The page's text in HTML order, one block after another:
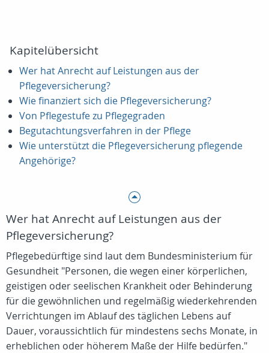
Kapitelübersicht
Wer hat Anrecht auf Leistungen aus der
Pflegeversicherung?
Wie finanziert sich die Pflegeversicherung?
Von Pflegestufe zu Pflegegraden
Begutachtungsverfahren in der Pflege
Wie unterstützt die Pflegeversicherung pflegende
Angehörige?
Wer hat Anrecht auf Leistungen aus der
Pflegeversicherung?
Pflegebedürftige sind laut dem Bundesministerium für
Gesundheit "Personen, die wegen einer körperlichen,
geistigen oder seelischen Krankheit oder Behinderung
für die gewöhnlichen und regelmäßig wiederkehrenden
Verrichtungen im Ablauf des täglichen Lebens auf
Dauer, voraussichtlich für mindestens sechs Monate, in
erheblichen oder höherem Maße der Hilfe bedürfen."